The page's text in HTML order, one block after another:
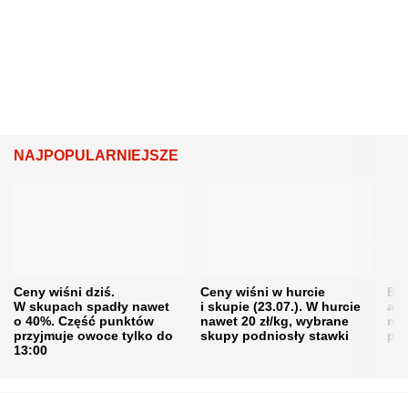
NAJPOPULARNIEJSZE
Ceny wiśni dziś.
W skupach spadły nawet
o 40%. Część punktów
przyjmuje owoce tylko do
13:00
Ceny wiśni w hurcie
i skupie (23.07.). W hurcie
nawet 20 zł/kg, wybrane
skupy podniosły stawki